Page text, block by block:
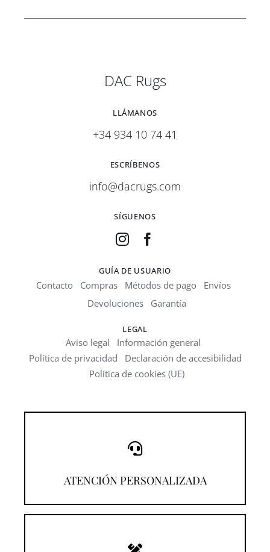
DAC Rugs
LLÁMANOS
+34 934 10 74 41
ESCRÍBENOS
info@dacrugs.com
SÍGUENOS
GUÍA DE USUARIO
Contacto Compras Métodos de pago
Envíos
Devoluciones
Garantía
LEGAL
Aviso legal
Información general
Política de privacidad
Declaración de accesibilidad
Política de cookies (UE)
ATENCIÓN PERSONALIZADA
¡Llámanos!